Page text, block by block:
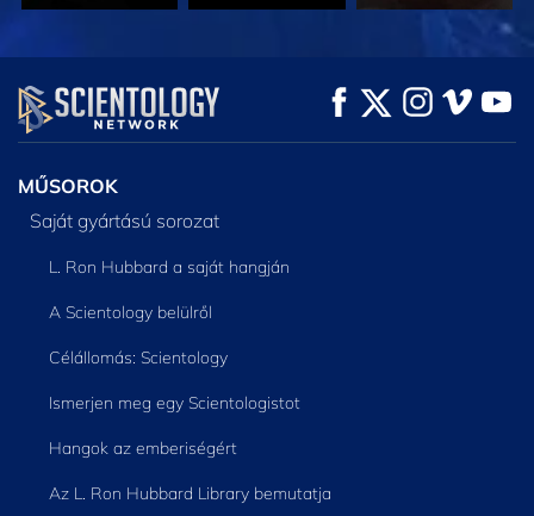
MŰSORNÉZÉS MŰSORNÉZÉS
A SOROZAT
RÉSZEI
MŰSOROK
Saját gyártású sorozat
L. Ron Hubbard a saját hangján
A Scientology belülről
Célállomás: Scientology
Ismerjen meg egy Scientologistot
Hangok az emberiségért
Az L. Ron Hubbard Library bemutatja